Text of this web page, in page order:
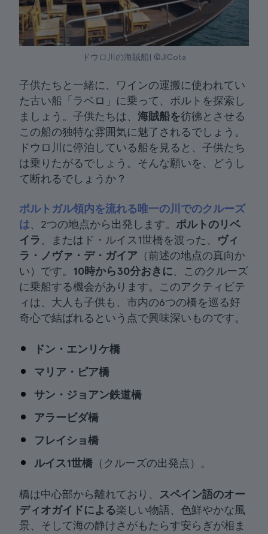
ドウロ川の海賊船| ©JlCota
子供たちと一緒に、ワインの運搬に使われてい
た古い船「ラベロ」に乗って、ポルトを探索し
ましょう。子供たちは、 海賊船を彷彿とさせる
この船の独特な雰囲気に魅了されるでしょう。
ドウロ川に停泊している船を見ると、子供たち
は乗りたがるでしょう。そんな願いを、どうし
て断れるでしょうか？
ポルトガル領内を流れる唯一の川でのクルーズ
は 、2つの地点から出発します。 ポルトのリベ
イラ 、またはド・ルイス1世橋を渡った、 ヴィ
ラ・ノヴァ・デ・ガイア （前述の地点の真向か
い）です。 10時から30分おきに 、このクルーズ
に乗船する機会があります。このアクティビテ
ィは、大人も子供も、市内の6つの橋を巡る好
奇心で結ばれるという点で興味深いものです。
ドン・エンリケ橋
マリア・ピア橋
サン・ジョアン鉄道橋
アラービダ橋
フレイショ橋
ルイス1世橋 （クルーズの出発点）。
橋は中心部から離れており、 スペイン語のオー
ディオガイドによる楽しい物語、色鮮やかな風
景、そして海の静けさがもたらす安らぎが相ま